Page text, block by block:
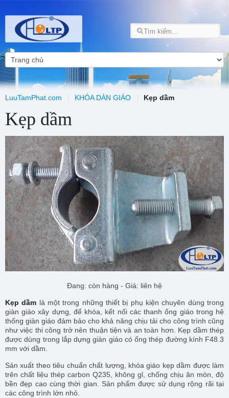
LuuTamPhat.com KHÓA DÀN GIÁO Kẹp dầm
Kẹp dầm
Đang: còn hàng - Giá: liên hệ
Kẹp dầm là một trong những thiết bị phụ kiện chuyên dùng trong
giàn giáo xây dựng, để khóa, kết nối các thanh ống giáo trong hệ
thống giàn giáo đảm bảo cho khả năng chịu tải cho công trình cũng
như việc thi công trở nên thuận tiện và an toàn hơn. Kẹp dầm thép
được dùng trong lắp dựng giàn giáo có ống thép đường kính F48.3
mm với dầm.
Sản xuất theo tiêu chuẩn chất lượng, khóa giáo kẹp dầm được làm
trên chất liệu thép carbon Q235, không gỉ, chống chịu ăn mòn, độ
bền đẹp cao cùng thời gian. Sản phẩm được sử dụng rộng rãi tại
các công trình lớn nhỏ.